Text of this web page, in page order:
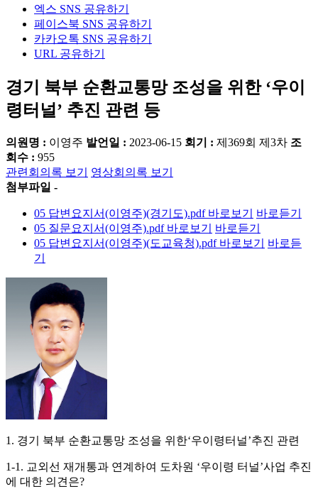
엑스 SNS 공유하기
페이스북 SNS 공유하기
카카오톡 SNS 공유하기
URL 공유하기
경기 북부 순환교통망 조성을 위한 ‘우이
령터널’ 추진 관련 등
의원명 : 이영주 발언일 : 2023-06-15 회기 : 제369회 제3차 조
회수 : 955
관련회의록 보기
영상회의록 보기
첨부파일 -
05 답변요지서(이영주)(경기도).pdf 바로보기
바로듣기
05 질문요지서(이영주).pdf 바로보기
바로듣기
05 답변요지서(이영주)(도교육청).pdf 바로보기
바로듣
기
1. 경기 북부 순환교통망 조성을 위한‘우이령터널’추진 관련
1-1. 교외선 재개통과 연계하여 도차원 ‘우이령 터널’사업 추진
에 대한 의견은?